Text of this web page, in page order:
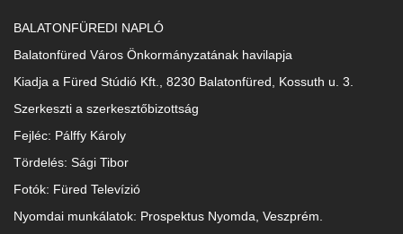
BALATONFÜREDI NAPLÓ
Balatonfüred Város Önkormányzatának havilapja
Kiadja a Füred Stúdió Kft., 8230 Balatonfüred, Kossuth u. 3.
Szerkeszti a szerkesztőbizottság
Fejléc: Pálffy Károly
Tördelés: Sági Tibor
Fotók: Füred Televízió
Nyomdai munkálatok: Prospektus Nyomda, Veszprém.